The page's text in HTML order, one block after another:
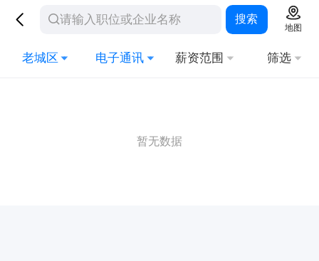
搜索
地图
老城区 电子通讯 薪资范围 筛选
暂无数据